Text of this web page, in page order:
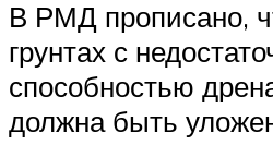
В РМД прописано,
грунтах с
способностью
должна быть